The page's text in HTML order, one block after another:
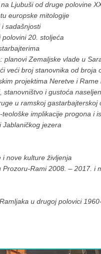
Ljubuši od druge polovine
europske mitologije
sadašnjosti
20. stoljeća
planovi Zemaljske vlade u
veći broj stanovnika od
projektima Neretve i Rame
stanovništvo i gustoća
u ramskoj gastarbajterskoj
implikacije progona i
Jablaničkog jezera
nove kulture življenja
Rami 2008. – 2017. i
u drugoj polovici